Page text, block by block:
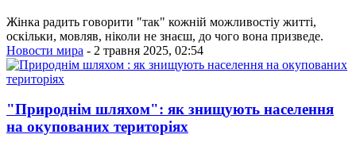
Жінка радить говорити "так" кожній можливостіу житті,
оскільки, мовляв, ніколи не знаєш, до чого вона призведе.
Новости мира - 2 травня 2025, 02:54
"Природнім шляхом": як знищують населення
на окупованих територіях